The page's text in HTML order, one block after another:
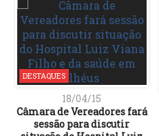
DESTAQUES
18/04/15
Câmara de Vereadores fará
sessão para discutir